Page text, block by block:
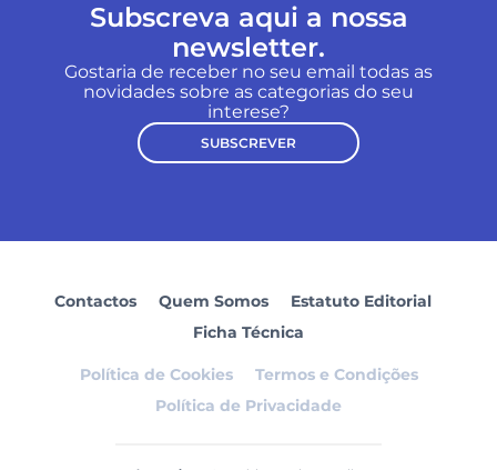
Subscreva aqui a nossa
newsletter.
Gostaria de receber no seu email todas as
novidades sobre as categorias do seu
interese?
SUBSCREVER
Contactos Quem Somos
Estatuto Editorial
Ficha Técnica
Política de Cookies
Termos e Condições
Política de Privacidade